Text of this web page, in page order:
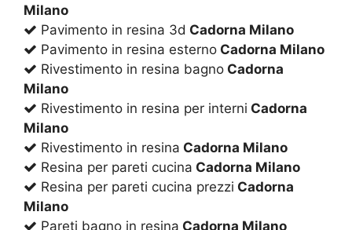
Milano
Pavimento in resina 3d Cadorna Milano
Pavimento in resina esterno Cadorna Milano
Rivestimento in resina bagno Cadorna
Milano
Rivestimento in resina per interni Cadorna
Milano
Rivestimento in resina Cadorna Milano
Resina per pareti cucina Cadorna Milano
Resina per pareti cucina prezzi Cadorna
Milano
Pareti bagno in resina Cadorna Milano